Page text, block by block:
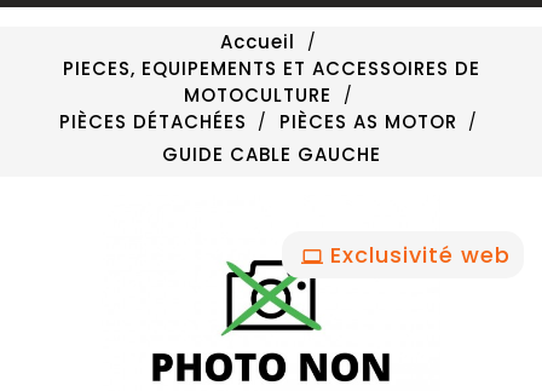
Accueil
PIECES, EQUIPEMENTS ET ACCESSOIRES DE
MOTOCULTURE
PIÈCES DÉTACHÉES
PIÈCES AS MOTOR
GUIDE CABLE GAUCHE
Exclusivité web